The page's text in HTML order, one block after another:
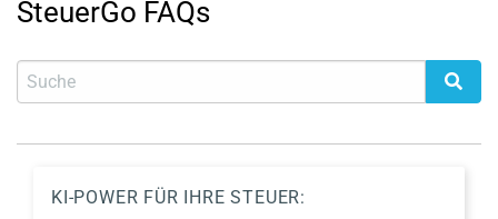
SteuerGo FAQs
KI-POWER FÜR IHRE STEUER: